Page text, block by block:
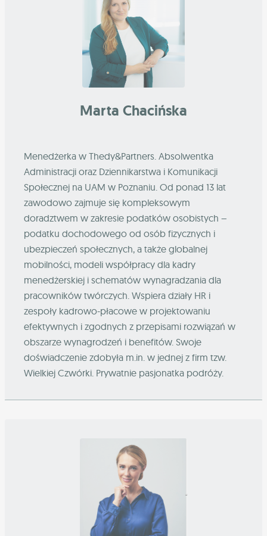
Marta Chacińska
Menedżerka w Thedy&Partners. Absolwentka
Administracji oraz Dziennikarstwa i Komunikacji
Społecznej na UAM w Poznaniu. Od ponad 13 lat
zawodowo zajmuje się kompleksowym
doradztwem w zakresie podatków osobistych –
podatku dochodowego od osób fizycznych i
ubezpieczeń społecznych, a także globalnej
mobilności, modeli współpracy dla kadry
menedżerskiej i schematów wynagradzania dla
pracowników twórczych. Wspiera działy HR i
zespoły kadrowo-płacowe w projektowaniu
efektywnych i zgodnych z przepisami rozwiązań w
obszarze wynagrodzeń i benefitów. Swoje
doświadczenie zdobyła m.in. w jednej z firm tzw.
Wielkiej Czwórki. Prywatnie pasjonatka podróży.